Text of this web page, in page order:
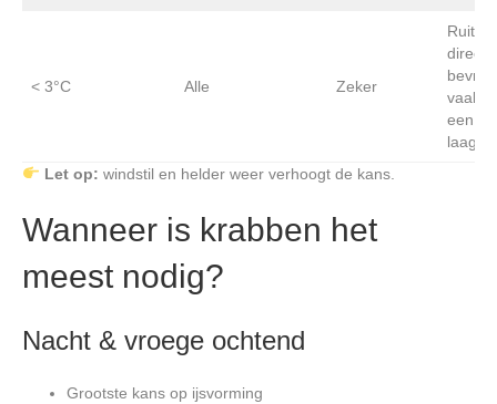
< 3°C Alle Zeker
Ruiten
direct
vaak
een
laag
Let op: windstil en helder weer verhoogt de kans.
Wanneer is krabben het
meest nodig?
Nacht & vroege ochtend
Grootste kans op ijsvorming